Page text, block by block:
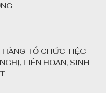
HÀNG TỔ CHỨC TIỆC
LIÊN HOAN, SINH